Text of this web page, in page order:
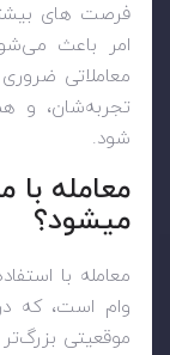
فرصت های
امر باعث
معاملاتی
تجربه‌شان، و
شود.
معامله با
میشود؟
معامله با
وام است، که
موقعیتی